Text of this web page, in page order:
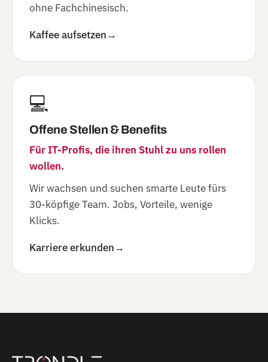
ohne Fachchinesisch.
Kaffee aufsetzen→
💻
Offene Stellen & Benefits
Für IT-Profis, die ihren Stuhl zu uns rollen
wollen.
Wir wachsen und suchen smarte Leute fürs
30-köpfige Team. Jobs, Vorteile, wenige
Klicks.
Karriere erkunden→